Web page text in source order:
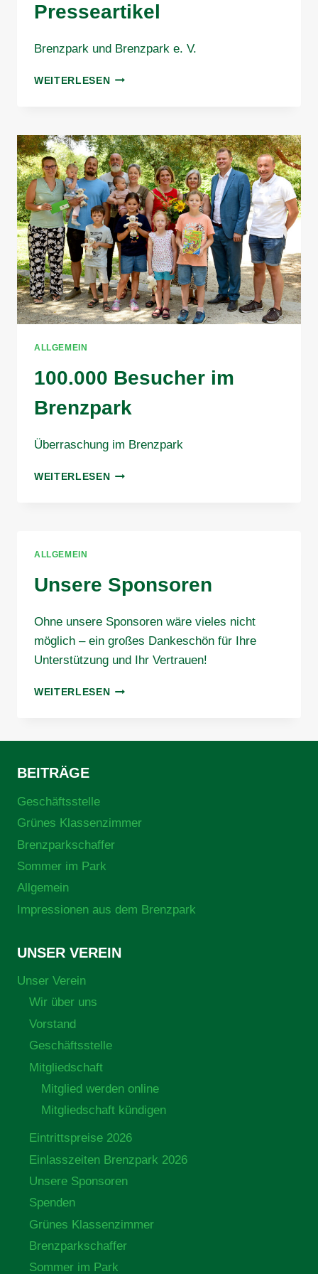
Presseartikel
Brenzpark und Brenzpark e. V.
WEITERLESENPRESSEARTIKEL
ALLGEMEIN
100.000 Besucher im
Brenzpark
Überraschung im Brenzpark
WEITERLESEN100.000
ALLGEMEIN
Unsere Sponsoren
Ohne unsere Sponsoren wäre vieles nicht
möglich – ein großes Dankeschön für Ihre
Unterstützung und Ihr Vertrauen!
WEITERLESENUNSERE
BEITRÄGE
Geschäftsstelle
Grünes Klassenzimmer
Brenzparkschaffer
Sommer im Park
Allgemein
Impressionen aus dem Brenzpark
UNSER VEREIN
Unser Verein
Wir über uns
Vorstand
Geschäftsstelle
Mitgliedschaft
Mitglied werden online
Mitgliedschaft kündigen
Eintrittspreise 2026
Einlasszeiten Brenzpark 2026
Unsere Sponsoren
Spenden
Grünes Klassenzimmer
Brenzparkschaffer
Sommer im Park